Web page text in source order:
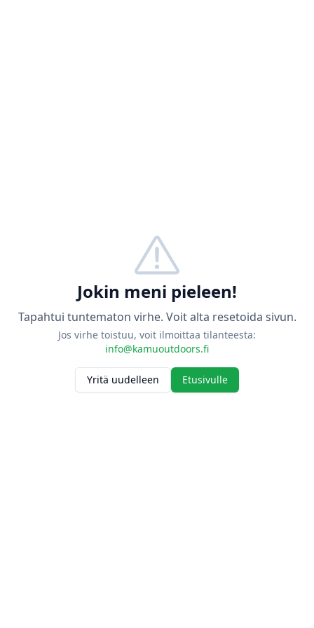
Jokin meni pieleen!
Tapahtui tuntematon virhe. Voit alta resetoida sivun.
Jos virhe toistuu, voit ilmoittaa tilanteesta:
info@kamuoutdoors.fi
Yritä uudelleen Etusivulle